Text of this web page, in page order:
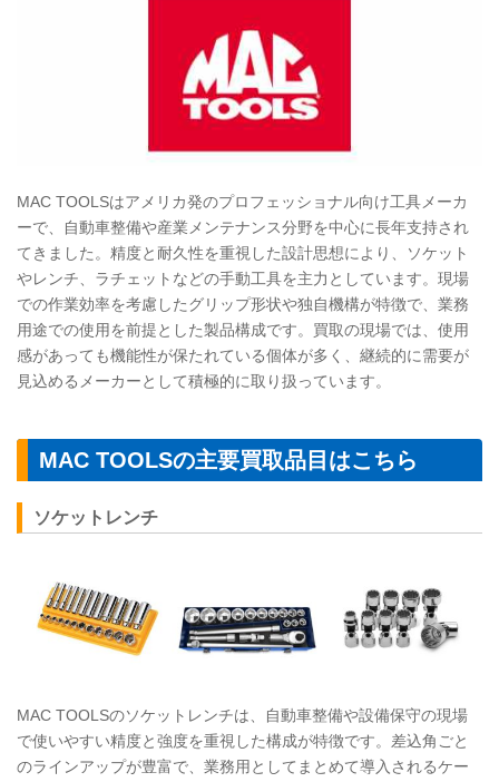
MAC TOOLSはアメリカ発のプロフェッショナル向け工具メーカ
ーで、自動車整備や産業メンテナンス分野を中心に長年支持され
てきました。精度と耐久性を重視した設計思想により、ソケット
やレンチ、ラチェットなどの手動工具を主力としています。現場
での作業効率を考慮したグリップ形状や独自機構が特徴で、業務
用途での使用を前提とした製品構成です。買取の現場では、使用
感があっても機能性が保たれている個体が多く、継続的に需要が
見込めるメーカーとして積極的に取り扱っています。
MAC TOOLSの主要買取品目はこちら
ソケットレンチ
MAC TOOLSのソケットレンチは、自動車整備や設備保守の現場
で使いやすい精度と強度を重視した構成が特徴です。差込角ごと
のラインアップが豊富で、業務用としてまとめて導入されるケー